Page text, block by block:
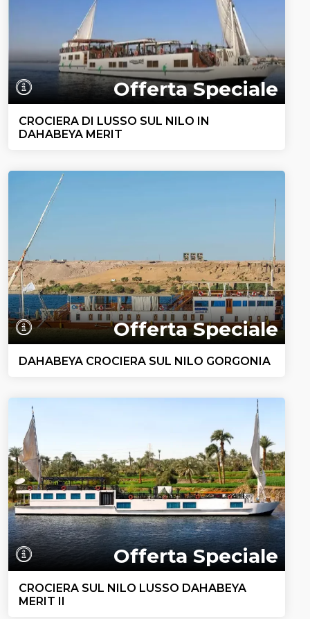
Offerta Speciale
CROCIERA DI LUSSO SUL NILO IN
DAHABEYA MERIT
Offerta Speciale
DAHABEYA CROCIERA SUL NILO GORGONIA
Offerta Speciale
CROCIERA SUL NILO LUSSO DAHABEYA
MERIT II